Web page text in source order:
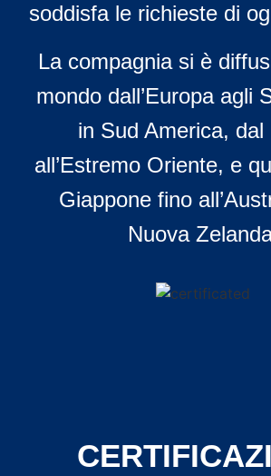
soddisfa le richieste di
La compagnia si è
mondo dall’Europa agli
in Sud America, dal
all’Estremo Oriente, e
Giappone fino
Nuova